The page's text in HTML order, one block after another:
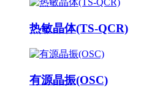
热敏晶体(TS-QCR)
有源晶振(OSC)